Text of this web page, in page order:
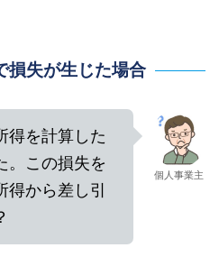
損失が生じた場合
得を計算した
。この損失を
から差し引
個人事業主